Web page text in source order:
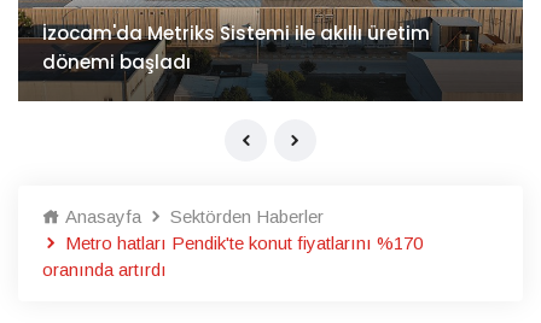
İzocam'da Metriks Sistemi ile akıllı üretim
dönemi başladı
Anasayfa
Sektörden Haberler
Metro hatları Pendik'te konut fiyatlarını %170
oranında artırdı